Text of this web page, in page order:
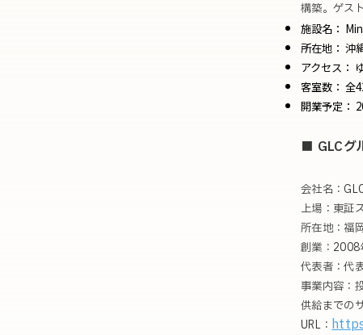
構築。ゲス
施設名：
所在地： 沖
アクセス：
客室数： 全
開業予定：
■ GLCグ
会社名：
上場：東証
所在地：福
創業：2008
代表者：代
事業内容：
供給までの
URL：